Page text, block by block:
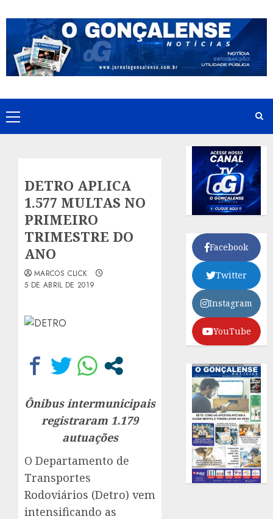
to
content
Primary
Menu
DETRO APLICA
1.577 MULTAS NO
PRIMEIRO
TRIMESTRE DO
ANO
MARCOS CLICK
5 DE ABRIL DE 2019
Ônibus intermunicipais
registraram 1.179
autuações
O Departamento de
Transportes
Rodoviários (Detro) vem
intensificando as
Facebook
Twitter
Instagram
YouTube